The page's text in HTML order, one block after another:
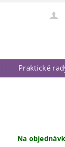
Praktické
Na